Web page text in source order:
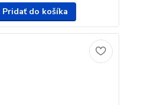
Pridať do košíka